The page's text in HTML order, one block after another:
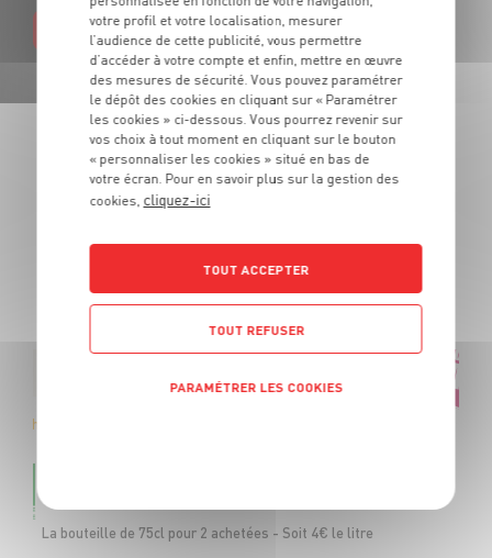
EN SAVOIR PLUS
LES PROMOTIONS
DE VOTRE ÉPICIER
Des produits de qualité et des promotions tous les jours.
Bio
LE LOT DE 2
La bouteille de 75cl pour 2 achetées - Soit 4€ le litre
votre profil et votre localisation, mesurer
l’audience de cette publicité, vous permettre
d’accéder à votre compte et enfin, mettre en œuvre
des mesures de sécurité. Vous pouvez paramétrer
le dépôt des cookies en cliquant sur « Paramétrer
les cookies » ci-dessous. Vous pourrez revenir sur
vos choix à tout moment en cliquant sur le bouton
« personnaliser les cookies » situé en bas de
votre écran. Pour en savoir plus sur la gestion des
cookies, cliquez-ici
TOUT ACCEPTER
TOUT REFUSER
PARAMÉTRER LES COOKIES